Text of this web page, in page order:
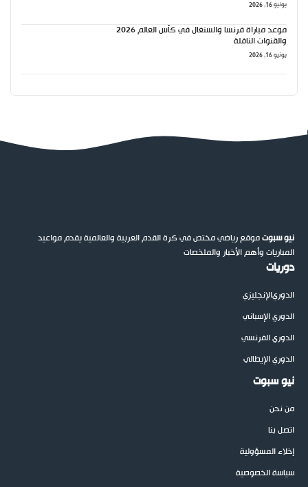
يونيو 16, 2026
موعد مباراة فرنسا والسنغال في كأس العالم 2026
والقنوات الناقلة
يونيو 16, 2026
نيو سبوتموقع رياضي مختص في كرة القدم العربية والعالمية يقدم مواعيد
المباريات وأهم الأخبار والملخصات
دوريات
الدوريالإنجليزي
الدوري الإسباني
الدوري الفرنسي
الدوري الإيطالي
نيو سبوت
من نحن
اتصل بنا
إخلاء المسؤولية
سياسة الخصوصية